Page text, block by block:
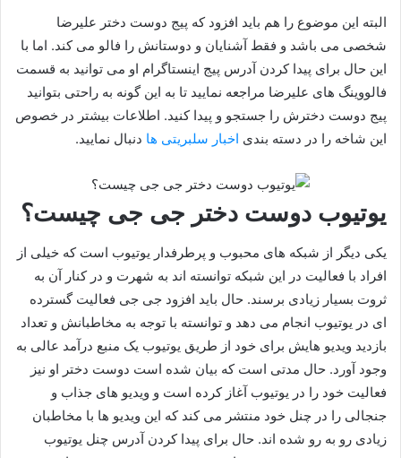
البته این موضوع را هم باید افزود که پیج دوست دختر علیرضا
شخصی می باشد و فقط آشنایان و دوستانش را فالو می‌ کند. اما با
این حال برای پیدا کردن آدرس پیج اینستاگرام او می‌ توانید به قسمت
فالووینگ های علیرضا مراجعه نمایید تا به این گونه به راحتی بتوانید
پیج دوست دخترش را جستجو و پیدا کنید. اطلاعات بیشتر در خصوص
این شاخه را در دسته بندی اخبار سلبریتی ها دنبال نمایید.
یوتیوب دوست دختر جی جی چیست؟
یکی دیگر از شبکه های محبوب و پرطرفدار یوتیوب است که خیلی از
افراد با فعالیت در این شبکه توانسته اند به شهرت و در کنار آن به
ثروت بسیار زیادی برسند. حال باید افزود جی جی فعالیت گسترده
ای در یوتیوب انجام می‌ دهد و توانسته با توجه به مخاطبانش و تعداد
بازدید ویدیو هایش برای خود از طریق یوتیوب یک منبع درآمد عالی به
وجود آورد. حال مدتی است که بیان شده است دوست دختر او نیز
فعالیت خود را در یوتیوب آغاز کرده است و ویدیو های جذاب و
جنجالی را در چنل خود منتشر می‌ کند که این ویدیو ها با مخاطبان
زیادی رو به‌ رو شده اند. حال برای پیدا کردن آدرس چنل یوتیوب